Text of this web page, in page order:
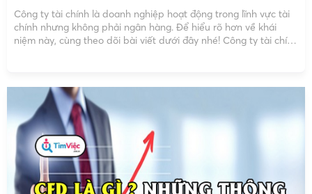
Công ty tài chính là doanh nghiệp hoạt động trong lĩnh vực tài
chính nhưng không phải ngân hàng. Để hiểu rõ hơn về khái
niệm này, cùng theo dõi bài viết dưới đây nhé! Công ty tài chính